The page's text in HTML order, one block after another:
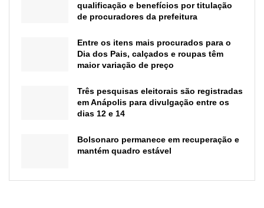
qualificação e benefícios por titulação
de procuradores da prefeitura
Entre os itens mais procurados para o
Dia dos Pais, calçados e roupas têm
maior variação de preço
Três pesquisas eleitorais são registradas
em Anápolis para divulgação entre os
dias 12 e 14
Bolsonaro permanece em recuperação e
mantém quadro estável